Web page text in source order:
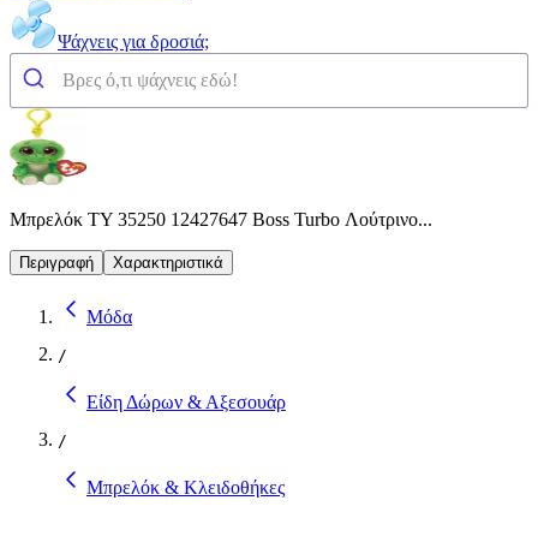
Ψάχνεις για δροσιά;
Μπρελόκ TY 35250 12427647 Boss Turbo Λούτρινο...
Περιγραφή Χαρακτηριστικά
Μόδα
/
Είδη Δώρων & Αξεσουάρ
/
Μπρελόκ & Κλειδοθήκες